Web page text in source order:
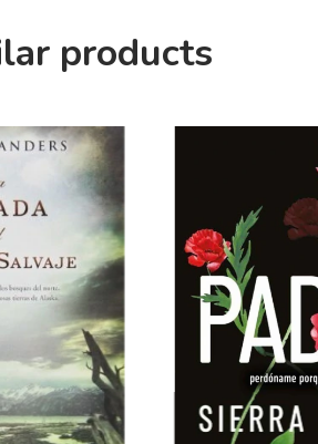
products